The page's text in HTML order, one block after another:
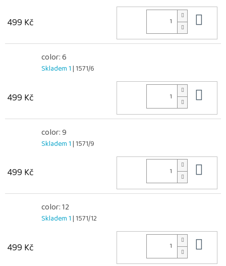
499 Kč
color: 6
Skladem 1| 1571/6
499 Kč
color: 9
Skladem 1| 1571/9
499 Kč
color: 12
Skladem 1| 1571/12
499 Kč